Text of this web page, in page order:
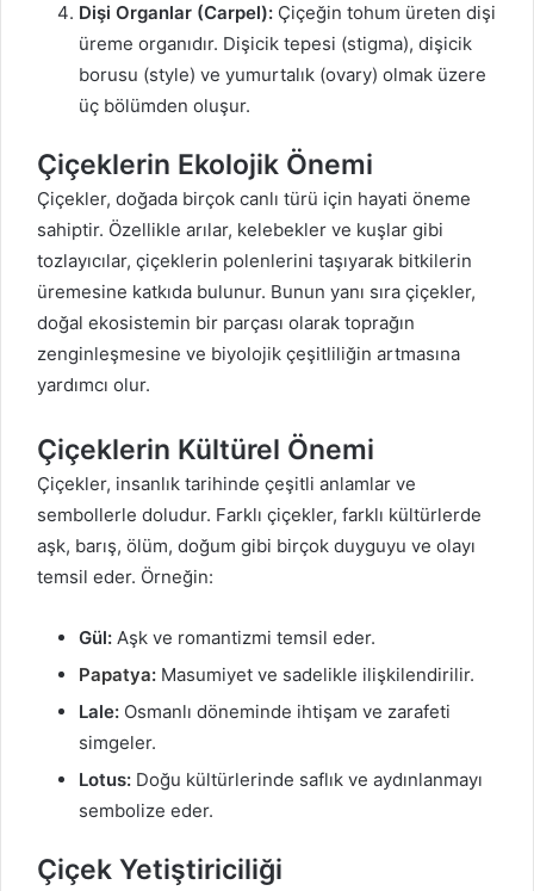
Dişi Organlar (Carpel): Çiçeğin tohum üreten dişi
üreme organıdır. Dişicik tepesi (stigma), dişicik
borusu (style) ve yumurtalık (ovary) olmak üzere
üç bölümden oluşur.
Çiçeklerin Ekolojik Önemi
Çiçekler, doğada birçok canlı türü için hayati öneme
sahiptir. Özellikle arılar, kelebekler ve kuşlar gibi
tozlayıcılar, çiçeklerin polenlerini taşıyarak bitkilerin
üremesine katkıda bulunur. Bunun yanı sıra çiçekler,
doğal ekosistemin bir parçası olarak toprağın
zenginleşmesine ve biyolojik çeşitliliğin artmasına
yardımcı olur.
Çiçeklerin Kültürel Önemi
Çiçekler, insanlık tarihinde çeşitli anlamlar ve
sembollerle doludur. Farklı çiçekler, farklı kültürlerde
aşk, barış, ölüm, doğum gibi birçok duyguyu ve olayı
temsil eder. Örneğin:
Gül: Aşk ve romantizmi temsil eder.
Papatya: Masumiyet ve sadelikle ilişkilendirilir.
Lale: Osmanlı döneminde ihtişam ve zarafeti
simgeler.
Lotus: Doğu kültürlerinde saflık ve aydınlanmayı
sembolize eder.
Çiçek Yetiştiriciliği